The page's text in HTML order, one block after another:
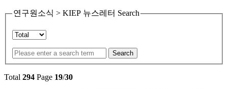
연구원소식 > KIEP 뉴스레터 Search
Search
Total 294 Page 19/30